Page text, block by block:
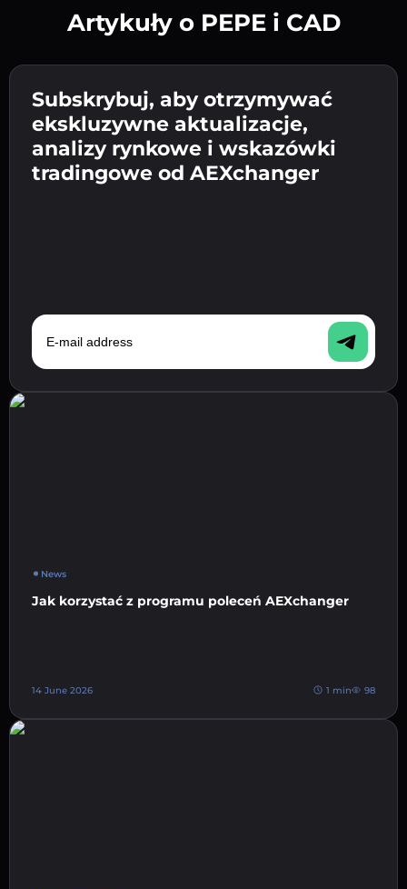
Wpisz adres swojego portfela
kryptowalutowego 👉 przejdź do następnego
kroku.
Potwierdź swoją tożsamość 👉 przejdź do
ostatniego kroku.
Wyślij depozyt 👉 odbierz kryptowalutę lub
walutę fiat w swoim portfelu.
Artykuły o PEPE i CAD
Subskrybuj, aby otrzymywać
ekskluzywne aktualizacje,
analizy rynkowe i wskazówki
tradingowe od AEXchanger
E-mail address
News
Jak korzystać z programu poleceń AEXchanger
14 June 2026 1 min 98